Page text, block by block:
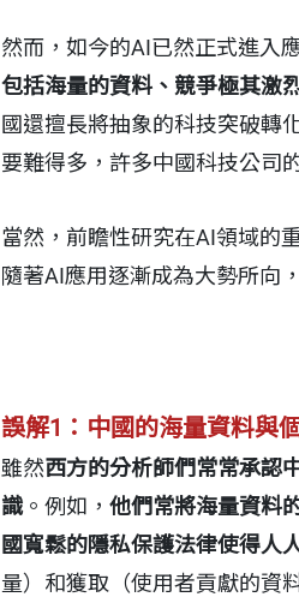
然而，如今的AI已然正式進入
包括海量的資料、競爭極其激
國還擅長將抽象的科技突破轉
要難得多，許多中國科技公司
當然，前瞻性研究在AI領域的
隨著AI應用逐漸成為大勢所向
誤解1：中國的海量資料與
雖然西方的分析師們常常承認
識。例如， 他們常將海量資料
國寬鬆的隱私保護法律使得人
量）和獲取（使用者貢獻的資